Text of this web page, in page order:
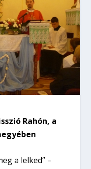
Rahón, a
a lelked” –